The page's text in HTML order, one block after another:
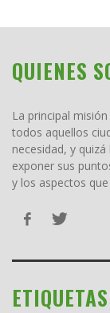
QUIENES
La principal
todos aquellos
necesidad, y
exponer sus
y los aspectos
ETIQUETAS